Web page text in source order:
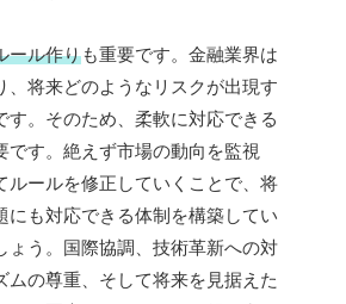
ール作りも重要です。金融業界は
、将来どのようなリスクが出現す
す。そのため、柔軟に対応できる
です。絶えず市場の動向を監視
ルールを修正していくことで、将
にも対応できる体制を構築してい
ょう。国際協調、技術革新への対
ムの尊重、そして将来を見据えた